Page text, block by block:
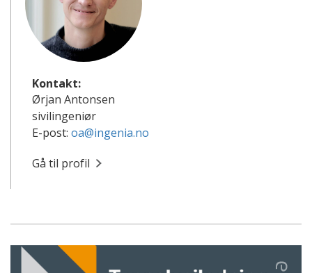
Kontakt:
Ørjan Antonsen
sivilingeniør
E-post: oa@ingenia.no
Gå til profil